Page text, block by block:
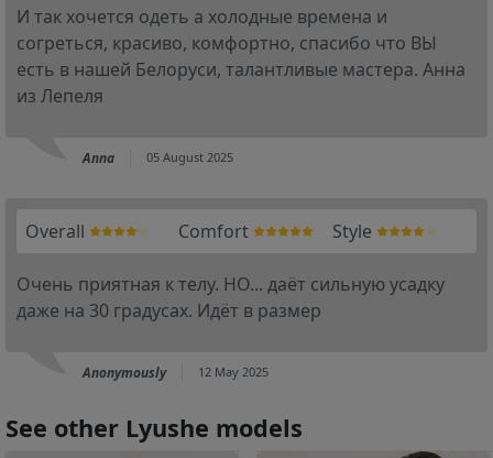
И так хочется одеть а холодные времена и
согреться, красиво, комфортно, спасибо что ВЫ
есть в нашей Белоруси, талантливые мастера. Анна
из Лепеля
Anna 05 August 2025
Overall Comfort Style
Очень приятная к телу. НО... даёт сильную усадку
даже на 30 градусах. Идёт в размер
Anonymously 12 May 2025
See other Lyushe models